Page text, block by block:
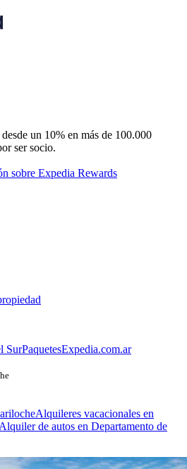
un 10% en más de 100.000
ser socio.
sobre Expedia Rewards
SurPaquetesExpedia.com.ar
Alquileres vacacionales en
Alquiler de autos en Departamento de